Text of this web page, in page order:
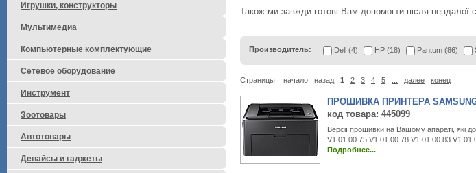
Також ми завжди готові Вам допомогти після невдалої
Производитель: Dell (4) HP (18) Pantum (86)
Страницы: начало назад 1 2 3 4 5 далее конец
ПРОШИВКА ПРИНТЕРА SAMSUNG
код товара: 445099
Версії прошивки на Вашому апараті, які
V1.01.00.75 V1.01.00.78 V1.01.00.83
Подробнее...
Игрушки, конструкторы
Мультимедиа
Компьютерные комплектующие
Сетевое оборудование
Инструмент
Зоотовары
Автотовары
Девайсы и гаджеты